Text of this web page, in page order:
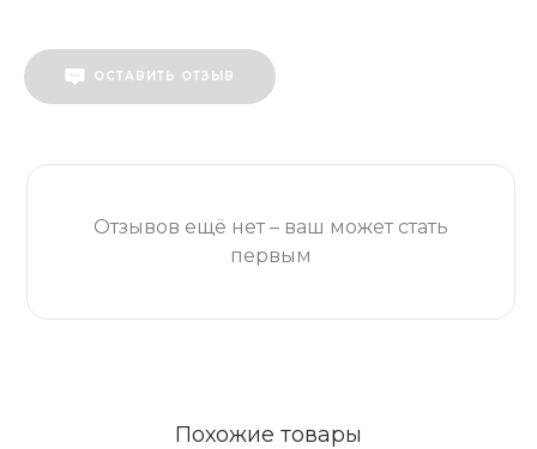
ОСТАВИТЬ ОТЗЫВ
Отзывов ещё нет – ваш может стать
первым
Похожие товары